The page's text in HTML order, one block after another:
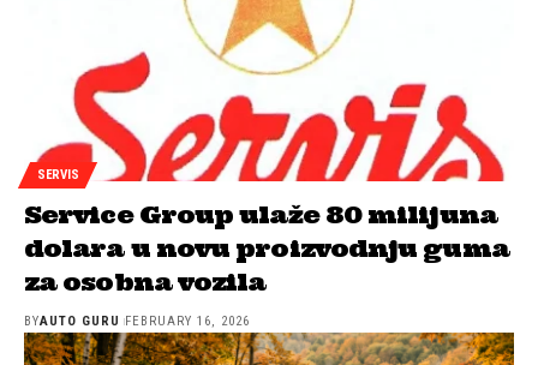
SERVIS
Service Group ulaže 80 milijuna
dolara u novu proizvodnju guma
za osobna vozila
BYAUTO GURU FEBRUARY 16, 2026